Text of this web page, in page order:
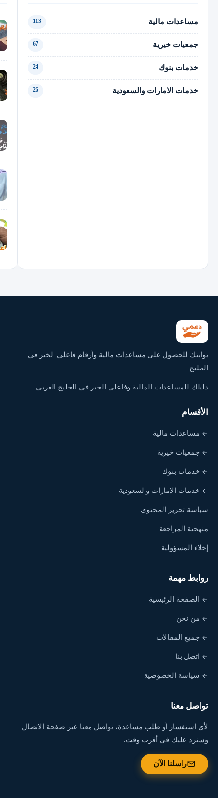
مساعدات مالية 113
جمعيات خيرية 67
خدمات بنوك 24
خدمات الامارات والسعودية 26
بوابتك للحصول على مساعدات مالية وأرقام فاعلي الخير في
الخليج
دليلك للمساعدات المالية وفاعلي الخير في الخليج العربي.
الأقسام
مساعدات مالية
جمعيات خيرية
خدمات بنوك
خدمات الإمارات والسعودية
سياسة تحرير المحتوى
منهجية المراجعة
إخلاء المسؤولية
روابط مهمة
الصفحة الرئيسية
من نحن
جميع المقالات
اتصل بنا
سياسة الخصوصية
تواصل معنا
لأي استفسار أو طلب مساعدة، تواصل معنا عبر صفحة الاتصال
وسنرد عليك في أقرب وقت.
راسلنا الآن